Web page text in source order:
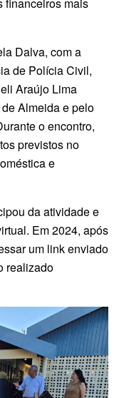
Dalva, com a
de Polícia Civil,
Araújo Lima
Almeida e pelo
o encontro,
previstos no
e
da atividade e
Em 2024, após
um link enviado
realizado